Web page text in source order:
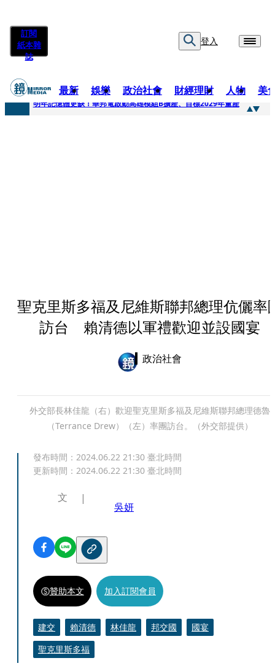
訂閱
紙本雜
誌
登入
最新 娛樂 政治社會 財經理財 人物 美
快訊
明年記憶體更缺！華邦電啟動高雄模組B擴產、目標2029年量產
聖克里斯多福及尼維斯聯邦總理伉儷率
訪台 賴清德以軍禮歡迎並設國宴
政治社會
外交部長林佳龍（右）歡迎聖克里斯多福及尼維斯聯邦總理德魯
（Terrance Drew）（左）率團訪台。（外交部提供）
發布時間： 2024.06.22 21:30 臺北時間
更新時間： 2024.06.22 21:30 臺北時間
文
吳妍
贊助本文 加入訂閱會員
建交 賴清德 林佳龍 邦交國
國宴
聖克里斯多福